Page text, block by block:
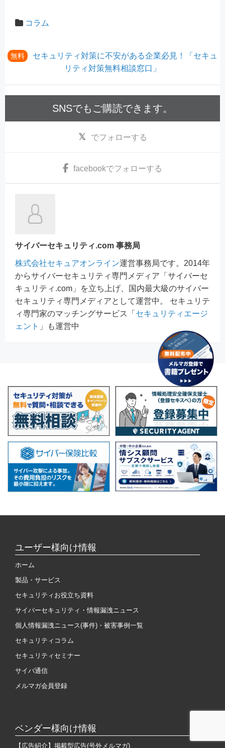
コラム
無料
セキュリティ対策に不安がある企業必見！「セキュ
リティ対策無料相談窓口」
SNSでもご購読できます。
でフォローする
facebookでフォローする
サイバーセキュリティ.com 事務局
株式会社セキュアオンライン運営事務局です。2014年
からサイバーセキュリティ専門メディア「サイバーセ
キュリティ.com」を立ち上げ、国内最大級のサイバー
セキュリティ専門メディアとして運営中。 セキュリテ
ィ専門家のマッチングサービス「 セキュリティエージ
ェント 」も運営中
ユーザー様向け情報
ホーム
製品・サービス
セキュリティお役立ち資料
サイバーセキュリティ・情報漏洩ニュース
個人情報漏洩ニュース(事件)・被害事例一覧
セキュリティコラム
セキュリティセミナー
サイバ通信
メルマガ会員登録
ベンダー様向け情報
【広告紹介】掲載型広告(号外メルマガ)